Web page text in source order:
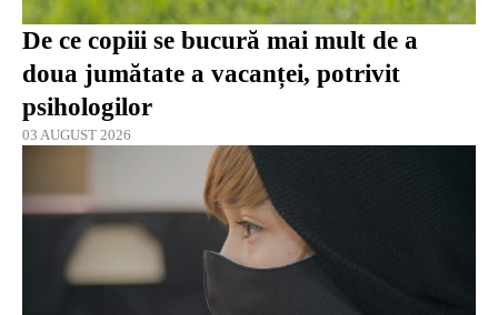
De ce copiii se bucură mai mult de a
doua jumătate a vacanței, potrivit
psihologilor
03 AUGUST 2026